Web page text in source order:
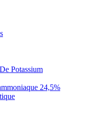
Potassium
24,5%